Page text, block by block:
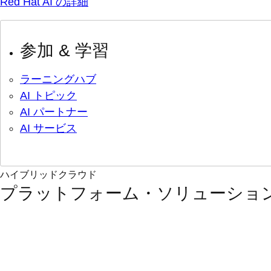
参加 & 学習
ラーニングハブ
AI トピック
AI パートナー
AI サービス
ハイブリッドクラウド
プラットフォーム・ソリューショ